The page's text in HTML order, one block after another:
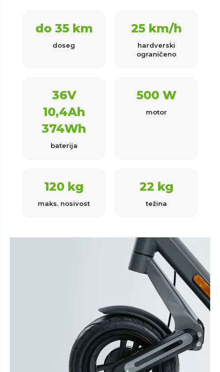
do 35 km
doseg
25 km/h
hardverski
ograničeno
36V
10,4Ah
374Wh
baterija
500 W
motor
120 kg
maks. nosivost
22 kg
težina